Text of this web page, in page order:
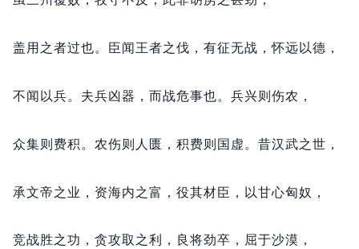
盖用之者过也。 臣闻王者之伐， 有征无战，怀远以德，
不闻以兵。 夫兵凶器， 而战危事也。 兵兴则伤农，
众集则费积。 农伤则人匮， 积费则国虚。 昔汉武之世，
承文帝之业， 资海内之富， 役其材臣， 以甘心匈奴，
竞战胜之功， 贪攻取之利， 良将劲卒， 屈于沙漠，